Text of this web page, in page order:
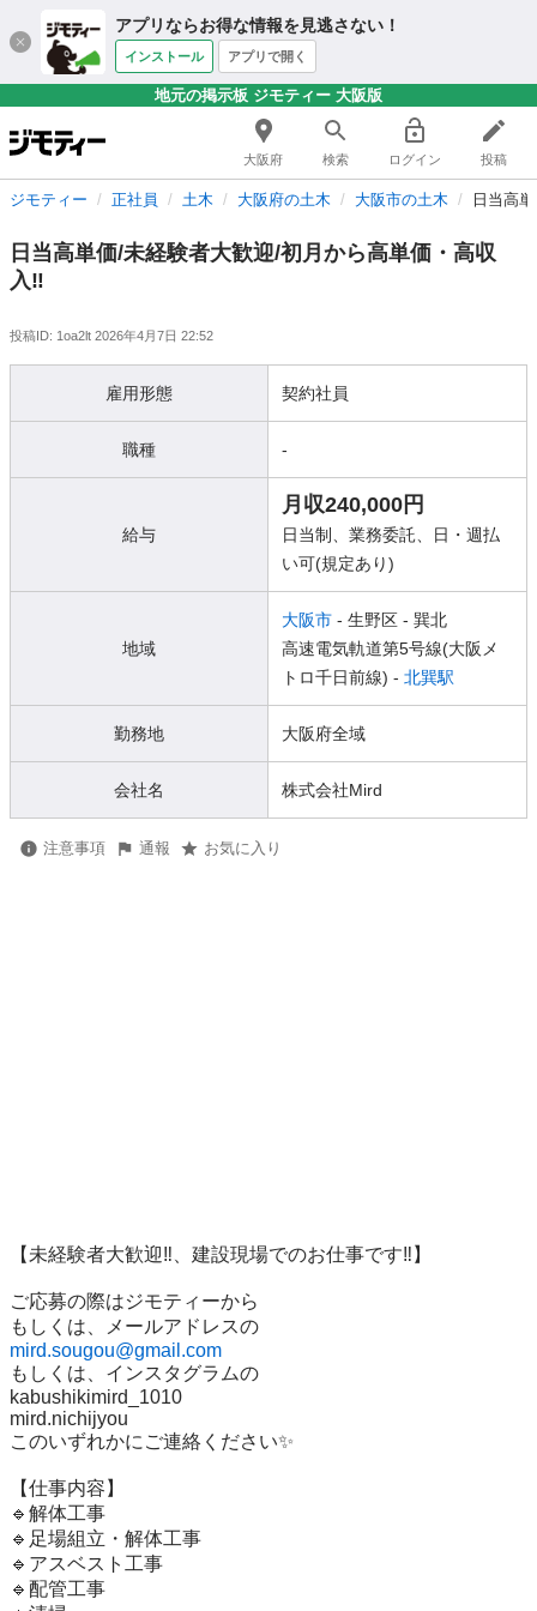
アプリならお得な情報を見逃さない！
インストール アプリで開く
地元の掲示板 ジモティー 大阪版
大阪府 検索 ログイン 投稿
ジモティー 正社員 土木 大阪府の土木 大阪市の土木 日当高
日当高単価/未経験者大歓迎/初月から高単価・高収
入‼️
投稿ID: 1oa2lt 2026年4月7日 22:52
雇用形態 契約社員
職種 -
給与
月収240,000円
日当制、業務委託、日・週払
い可(規定あり)
地域
大阪市 - 生野区 - 巽北
高速電気軌道第5号線(大阪メ
トロ千日前線) - 北巽駅
勤務地 大阪府全域
会社名 株式会社Mird
注意事項 通報 お気に入り
【未経験者大歓迎‼️、建設現場でのお仕事です‼️】
ご応募の際はジモティーから
mird.sougou@gmail.com
もしくは、インスタグラムの
kabushikimird_1010
mird.nichijyou
このいずれかにご連絡ください✨️
【仕事内容】
🔹解体工事
🔹足場組立・解体工事
🔹アスベスト工事
🔹配管工事